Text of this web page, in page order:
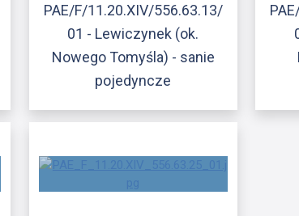
PAE/F/11.20.XIV/556.63.13/
01 - Lewiczynek (ok.
Nowego Tomyśla) - sanie
pojedyncze